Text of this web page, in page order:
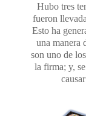
Hubo tres
fueron
Esto ha
una manera
son uno de
la firma; y,